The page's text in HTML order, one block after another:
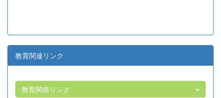
教育関連リンク
教育関係リンク